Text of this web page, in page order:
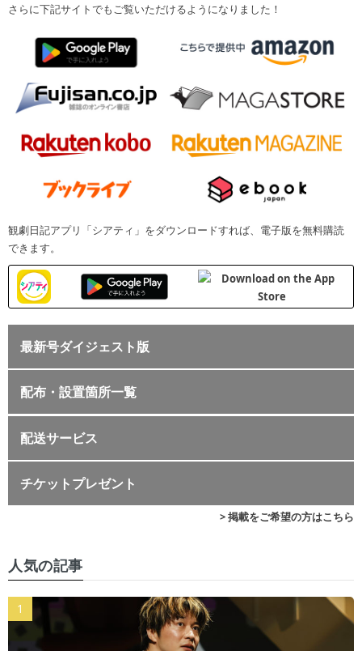
さらに下記サイトでもご覧いただけるようになりました！
観劇日記アプリ「シアティ」をダウンロードすれば、電子版を無料購読
できます。
最新号ダイジェスト版
配布・設置箇所一覧
配送サービス
チケットプレゼント
> 掲載をご希望の方はこちら
人気の記事